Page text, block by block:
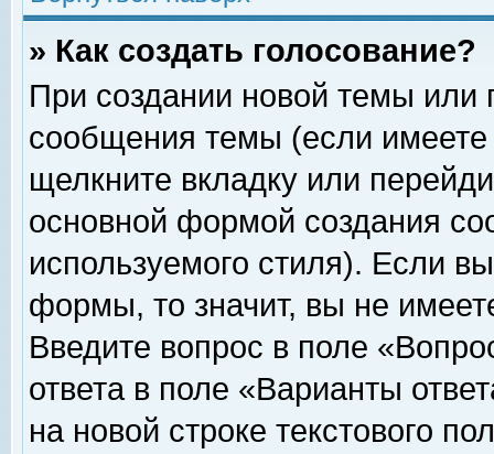
» Как создать голосование?
При создании новой темы или
сообщения темы (если
щелкните вкладку или
основной формой создания
используемого стиля). Если
формы, то значит, вы не
Введите вопрос в поле
ответа в поле «Варианты
на новой строке текстового